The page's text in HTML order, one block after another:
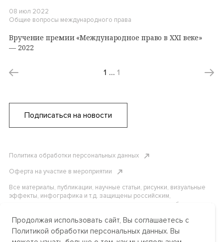
08 июл 2022
Общие вопросы международного права
Вручение премии «Международное право в XXI веке»
— 2022
1 … 1
Подписаться на новости
Политика обработки персональных данных
Оферта на участие в мероприятии
Все материалы, публикации, научные статьи, рисунки, визуальные
эффекты, инфографика и т.д. защищены российским,
американским и международным законодательством об авторском
материалов без письменного разрешения АНО «Центр
международных и сравнительно-правовых исследований» или
аффилированных лиц строго запрещено. Пожалуйста, свяжитесь с
Продолжая использовать сайт, Вы соглашаетесь с
Политикой обработки персональных данных. Вы